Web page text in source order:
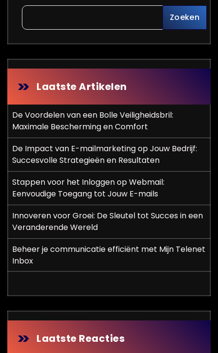
Zoeken
Laatste Artikelen
De Voordelen van een Bolle Veiligheidsbril:
Maximale Bescherming en Comfort
De Impact van E-mailmarketing op Jouw Bedrijf:
Succesvolle Strategieën en Resultaten
Stappen voor het Inloggen op Webmail:
Eenvoudige Toegang tot Jouw E-mails
Innoveren voor Groei: De Sleutel tot Succes in een
Veranderende Wereld
Beheer je communicatie efficiënt met Mijn Telenet
Inbox
Laatste Reacties